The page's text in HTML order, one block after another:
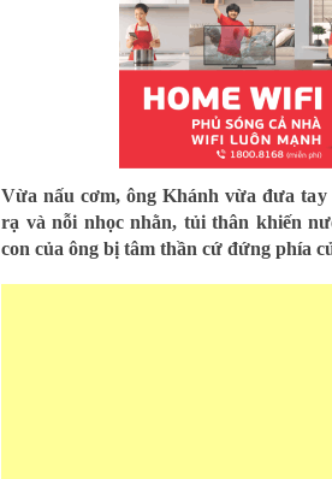
Vừa nấu cơm, ông Khánh vừa đưa
rạ và nỗi nhọc nhằn, tủi thân khiến
con của ông bị tâm thần cứ đứng phía